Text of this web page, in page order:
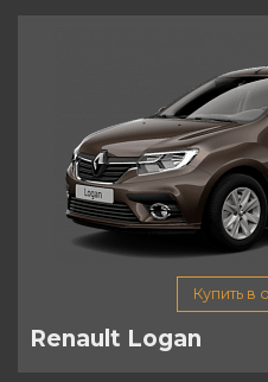
Купить в
Renault Logan